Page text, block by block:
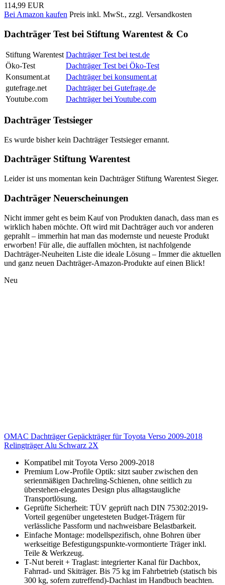
114,99 EUR
Bei Amazon kaufen Preis inkl. MwSt., zzgl. Versandkosten
Dachträger Test bei Stiftung Warentest & Co
Stiftung Warentest Dachträger Test bei test.de
Öko-Test
Dachträger Test bei Öko-Test
Konsument.at
Dachträger bei konsument.at
gutefrage.net
Dachträger bei Gutefrage.de
Youtube.com
Dachträger bei Youtube.com
Dachträger Testsieger
Es wurde bisher kein Dachträger Testsieger ernannt.
Dachträger Stiftung Warentest
Leider ist uns momentan kein Dachträger Stiftung Warentest Sieger.
Dachträger Neuerscheinungen
Nicht immer geht es beim Kauf von Produkten danach, dass man es
wirklich haben möchte. Oft wird mit Dachträger auch vor anderen
geprahlt – immerhin hat man das modernste und neueste Produkt
erworben! Für alle, die auffallen möchten, ist nachfolgende
Dachträger-Neuheiten Liste die ideale Lösung – Immer die aktuellen
und ganz neuen Dachträger-Amazon-Produkte auf einen Blick!
Neu
OMAC Dachträger Gepäckträger für Toyota Verso 2009-2018
Relingträger Alu Schwarz 2X
Kompatibel mit Toyota Verso 2009-2018
Premium Low‑Profile Optik: sitzt sauber zwischen den
serienmäßigen Dachreling‑Schienen, ohne seitlich zu
überstehen-elegantes Design plus alltagstaugliche
Transportlösung.
Geprüfte Sicherheit: TÜV geprüft nach DIN 75302:2019-
Vorteil gegenüber ungetesteten Budget‑Trägern für
verlässliche Passform und nachweisbare Belastbarkeit.
Einfache Montage: modellspezifisch, ohne Bohren über
werkseitige Befestigungspunkte-vormontierte Träger inkl.
Teile & Werkzeug.
T‑Nut bereit + Traglast: integrierter Kanal für Dachbox,
Fahrrad‑ und Skiträger. Bis 75 kg im Fahrbetrieb (statisch bis
300 kg, sofern zutreffend)-Dachlast im Handbuch beachten.